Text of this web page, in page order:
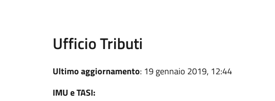
Ufficio Tributi
Ultimo aggiornamento: 19 gennaio 2019, 12:44
IMU e TASI: